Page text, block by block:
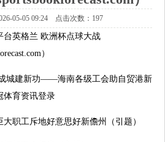
05-05 09:24 点击次数：197
台英格兰 欧洲杯点球大战
）
城建新功——海南各级工会助自贸港新
体育资讯登录
职工斥地好意思好新儋州（引题）